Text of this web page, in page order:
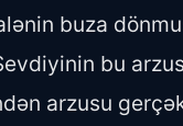
buza
bu
arzusu